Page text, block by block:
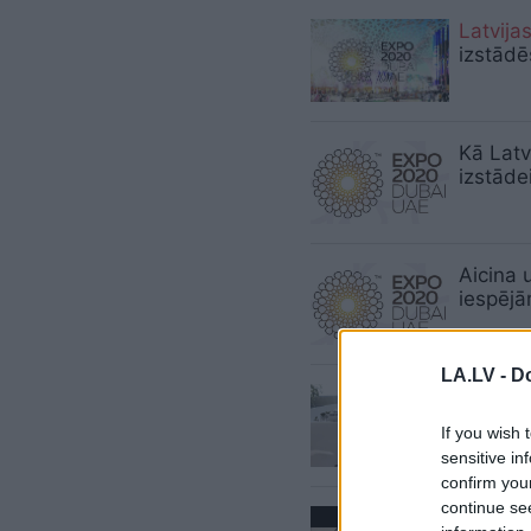
LA.LV -
If you wish
sensitive
confirm
continue
Latvijas
Kā
Aicina
Vai